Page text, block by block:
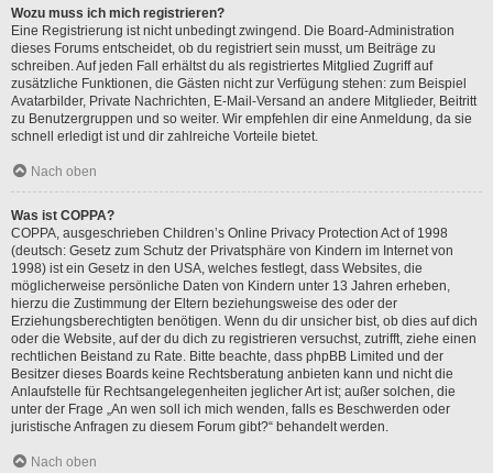
Wozu muss ich mich registrieren?
Eine Registrierung ist nicht unbedingt zwingend. Die Board-Administration
dieses Forums entscheidet, ob du registriert sein musst, um Beiträge zu
schreiben. Auf jeden Fall erhältst du als registriertes Mitglied Zugriff auf
zusätzliche Funktionen, die Gästen nicht zur Verfügung stehen: zum Beispiel
Avatarbilder, Private Nachrichten, E-Mail-Versand an andere Mitglieder, Beitritt
zu Benutzergruppen und so weiter. Wir empfehlen dir eine Anmeldung, da sie
schnell erledigt ist und dir zahlreiche Vorteile bietet.
Nach oben
Was ist COPPA?
COPPA, ausgeschrieben Children’s Online Privacy Protection Act of 1998
(deutsch: Gesetz zum Schutz der Privatsphäre von Kindern im Internet von
1998) ist ein Gesetz in den USA, welches festlegt, dass Websites, die
möglicherweise persönliche Daten von Kindern unter 13 Jahren erheben,
hierzu die Zustimmung der Eltern beziehungsweise des oder der
Erziehungsberechtigten benötigen. Wenn du dir unsicher bist, ob dies auf dich
oder die Website, auf der du dich zu registrieren versuchst, zutrifft, ziehe einen
rechtlichen Beistand zu Rate. Bitte beachte, dass phpBB Limited und der
Besitzer dieses Boards keine Rechtsberatung anbieten kann und nicht die
Anlaufstelle für Rechtsangelegenheiten jeglicher Art ist; außer solchen, die
unter der Frage „An wen soll ich mich wenden, falls es Beschwerden oder
juristische Anfragen zu diesem Forum gibt?“ behandelt werden.
Nach oben